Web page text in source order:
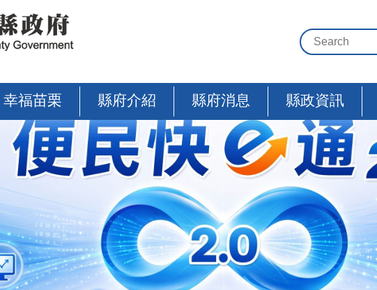
幸福苗栗 縣府介紹 縣府消息 縣政資訊